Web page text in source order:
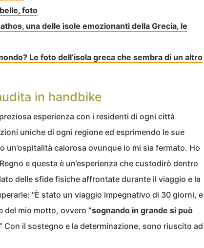
foto
una delle isole emozionanti della Grecia, le
Le foto dell’isola greca che sembra di un altro
in handbike
esperienza con i residenti di ogni città
uniche di ogni regione ed esprimendo le sue
un’ospitalità calorosa ovunque io mi sia fermato. Ho
e questa è un’esperienza che custodirò dentro
delle sfide fisiche affrontate durante il viaggio e la
“È stato un viaggio impegnativo di 30 giorni, e
del mio motto, ovvero “sognando in grande si può
Con il sostegno e la determinazione, sono riuscito ad